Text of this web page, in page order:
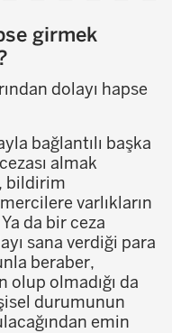
girmek
dolayı hapse
bağlantılı başka
almak
bildirim
varlıkların
da bir ceza
sana verdiği para
beraber,
olup olmadığı da
durumunun
emin